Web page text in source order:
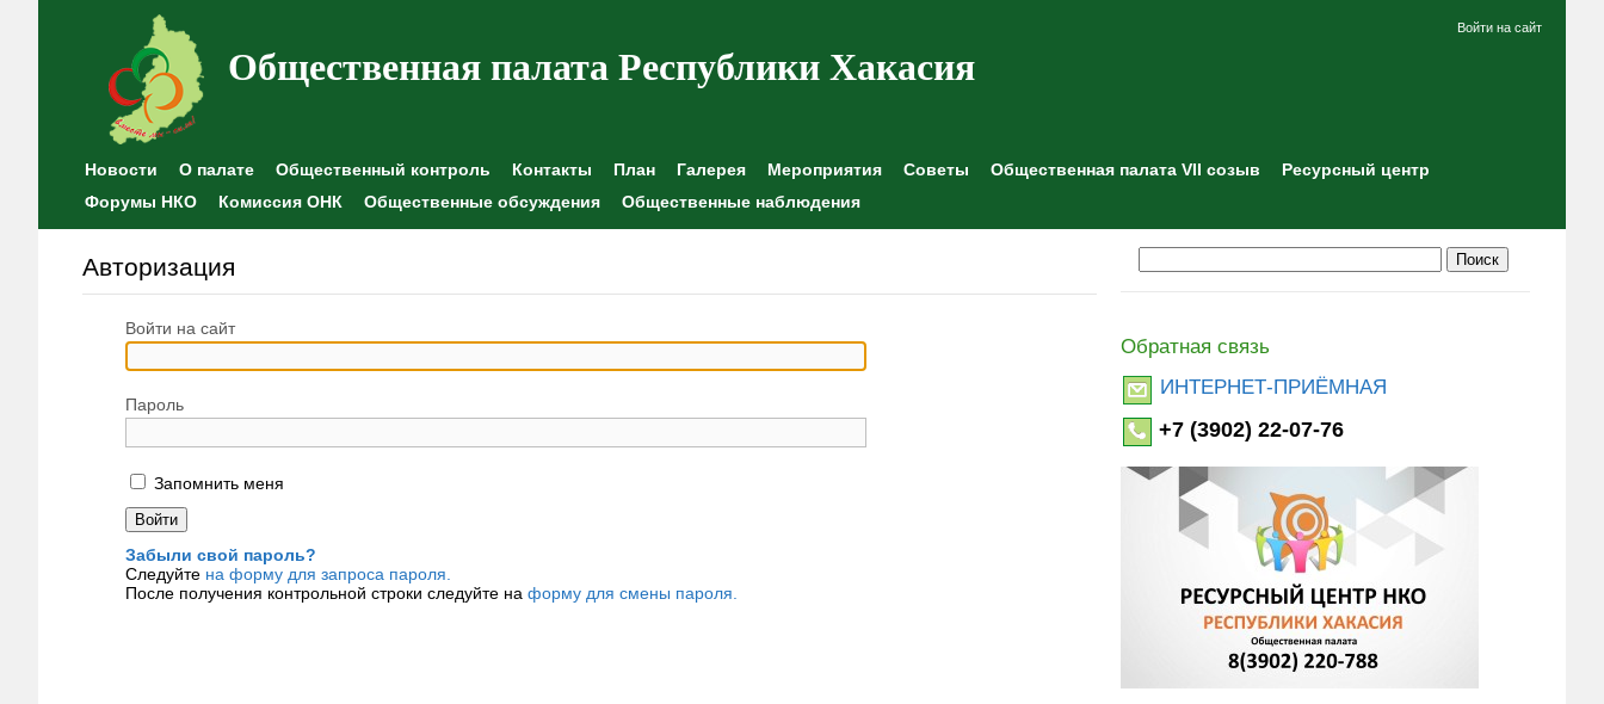
Общественная палата Республики Хакасия
Войти на сайт
Новости О палате Общественный контроль Контакты План Галерея Мероприятия Советы Общественная палата VII созыв
Ресурсный центр
Форумы НКО
Комиссия ОНК Общественные обсуждения Общественные наблюдения
Авторизация
Войти на сайт
Пароль
Запомнить меня
Забыли свой пароль?
Следуйте на форму для запроса пароля.
После получения контрольной строки следуйте на форму для смены пароля.
Обратная связь
ИНТЕРНЕТ-ПРИЁМНАЯ
+7 (3902) 22-07-76